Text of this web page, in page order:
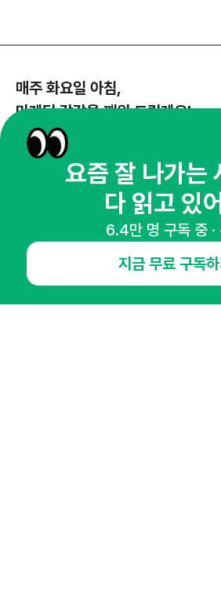
매주 화요일 아침,
마케팅 감각을 깨워 드릴게요!
65,043명의 마케터를 성장시키는 뉴스레터
뉴스레터 구독하기
NHN AD
오픈애즈란 공지사항 제휴문의
인사
뉴스레터
광고안내
요즘 잘 나가는
다 읽고 있
6.4만 명 구독 중 ·
지금 무료 구독하